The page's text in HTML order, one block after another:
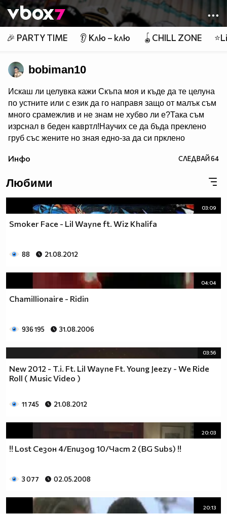
Member of
👾
🎉 PARTY TIME 👂 Клю – клю 🪀CHILL ZONE
bobiman10
Искаш ли целувка кажи Скъпа моя и къде да те целуна
по устните или с език да го направя защо от малък съм
много срaмeжлив и не знам не хубво ли e?Така съм
изрснал в беден кавртл!Научих се да бъда преклено
груб със жените но зная едно-за да си прклено
Боби_Табелката по прякор bobiman10 ;)
Инфо СЛЕДВАЙ64
Любими
03:09
Smoker Face - Lil Wayne ft. Wiz Khalifa
88 21.08.2012
04:04
Chamillionaire - Ridin
936 195 31.08.2006
03:56
New 2012 - T.i. Ft. Lil Wayne Ft. Young Jeezy - We Ride
Roll ( Music Video )
11 745 21.08.2012
20:03
!! Lost Сезон 4/Епизод 10/Част 2 (BG Subs) !!
3 077 02.05.2008
20:13